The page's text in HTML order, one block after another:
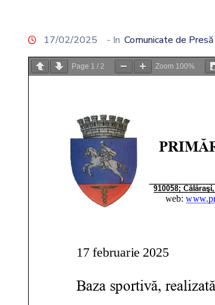
17/02/2025 - In Comunicate de Presă
Page 1 / 2 Zoom 100%